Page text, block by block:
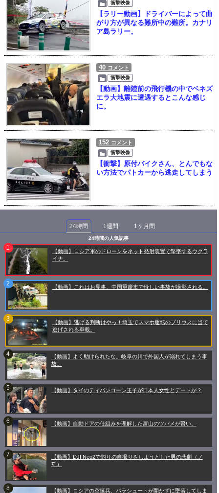
衝撃映像
【ラリー動画】ドライバーによって曲
がり方が異なる難所中の難所。カナリ
ア島ラリー。
40 コメント
衝撃映像
【動画】離陸前の飛行機の中でベネズ
エラ大地震に遭遇するとこんな感じ
に。
152 コメント
衝撃映像
【衝撃】原付バイクさん、とんでもな
い方法でパトカーから逃走してしまう
24時間 1週間 1ヶ月間
24時間の人気記事
【動画】ロシア軍のドローンをネット発射装置で撃墜するウクラ
イナ。
【動画】これはお見事。中国重慶市で珍しい事故が撮影される。
【動画】逃げる判断はやっ！埼玉でスマホ運転のプリウスに当て
逃げされる車載。
【動画】よく助けられたな。岐阜の川で外国人が溺れてしまう事
故。
【動画】タイのティパンコーン王子が日本人女性とデートか？
【動画】自動ドアの仕組みを理解した富山のツバメが賢い。
【動画】DJI Neo2で釣りの自撮りをしようとした男の悲劇（ノ
∇`）
【動画】ロシアの空挺兵、パラシュートが開かずに墜落してしま